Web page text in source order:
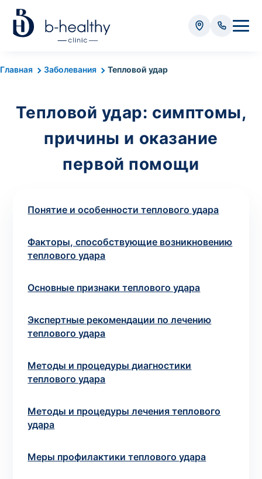
Главная Заболевания Тепловой удар
Тепловой удар: симптомы,
причины и оказание
первой помощи
Понятие и особенности теплового удара
Факторы, способствующие возникновению
теплового удара
Основные признаки теплового удара
Экспертные рекомендации по лечению
теплового удара
Методы и процедуры диагностики
теплового удара
Методы и процедуры лечения теплового
удара
Меры профилактики теплового удара
Анализы
Стоимость забора крови - 50 грн
Стоимость забора биоматериала (кроме
Итого: 0 грн
Попередній запис на дослідження не
зіскрібки. Взяття біоматеріалу для них
специалисту.
Ваше имя